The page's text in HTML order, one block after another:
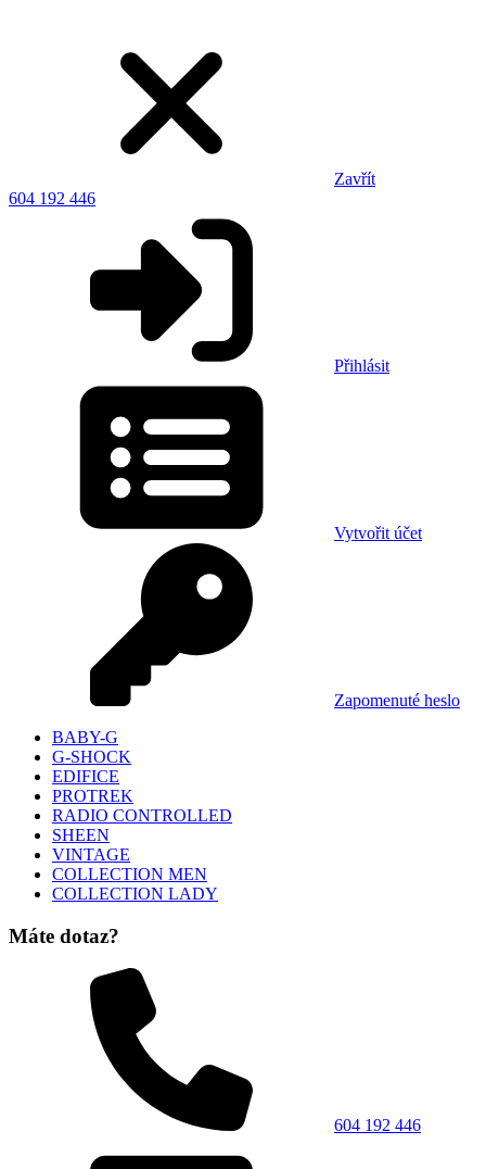
Zavřít
604 192 446
Přihlásit
Vytvořit účet
Zapomenuté heslo
BABY-G
G-SHOCK
EDIFICE
PROTREK
RADIO CONTROLLED
SHEEN
VINTAGE
COLLECTION MEN
COLLECTION LADY
Máte dotaz?
604 192 446